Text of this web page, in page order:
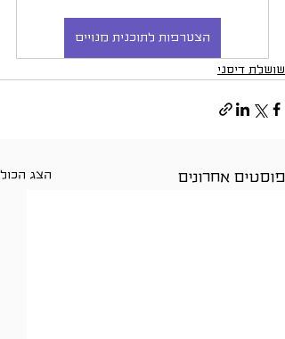
הצטרפות לתוכנית מנויים
שושלת דיסני
פוסטים אחרונים הצג הכול